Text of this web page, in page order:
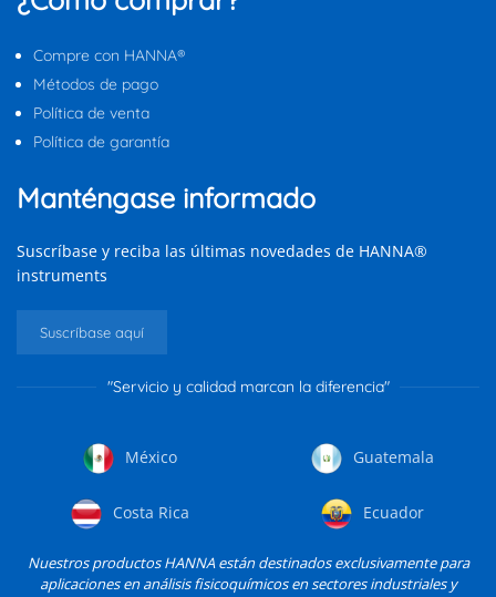
Compre con HANNA®
Métodos de pago
Política de venta
Política de garantía
Manténgase informado
Suscríbase y reciba las últimas novedades de HANNA®
instruments
Suscríbase aquí
"Servicio y calidad marcan la diferencia"
México Guatemala
Costa Rica Ecuador
Nuestros productos HANNA están destinados exclusivamente para
aplicaciones en análisis fisicoquímicos en sectores industriales y